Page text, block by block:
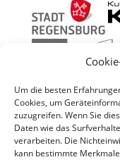
Um die besten
Cookies, um
zuzugreifen. Wenn Sie
Daten wie das
verarbeiten. Die
kann bestimmte
←vorig